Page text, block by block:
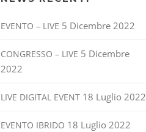
EVENTO – LIVE 5 Dicembre 2022
CONGRESSO – LIVE 5 Dicembre
2022
LIVE DIGITAL EVENT 18 Luglio 2022
EVENTO IBRIDO 18 Luglio 2022